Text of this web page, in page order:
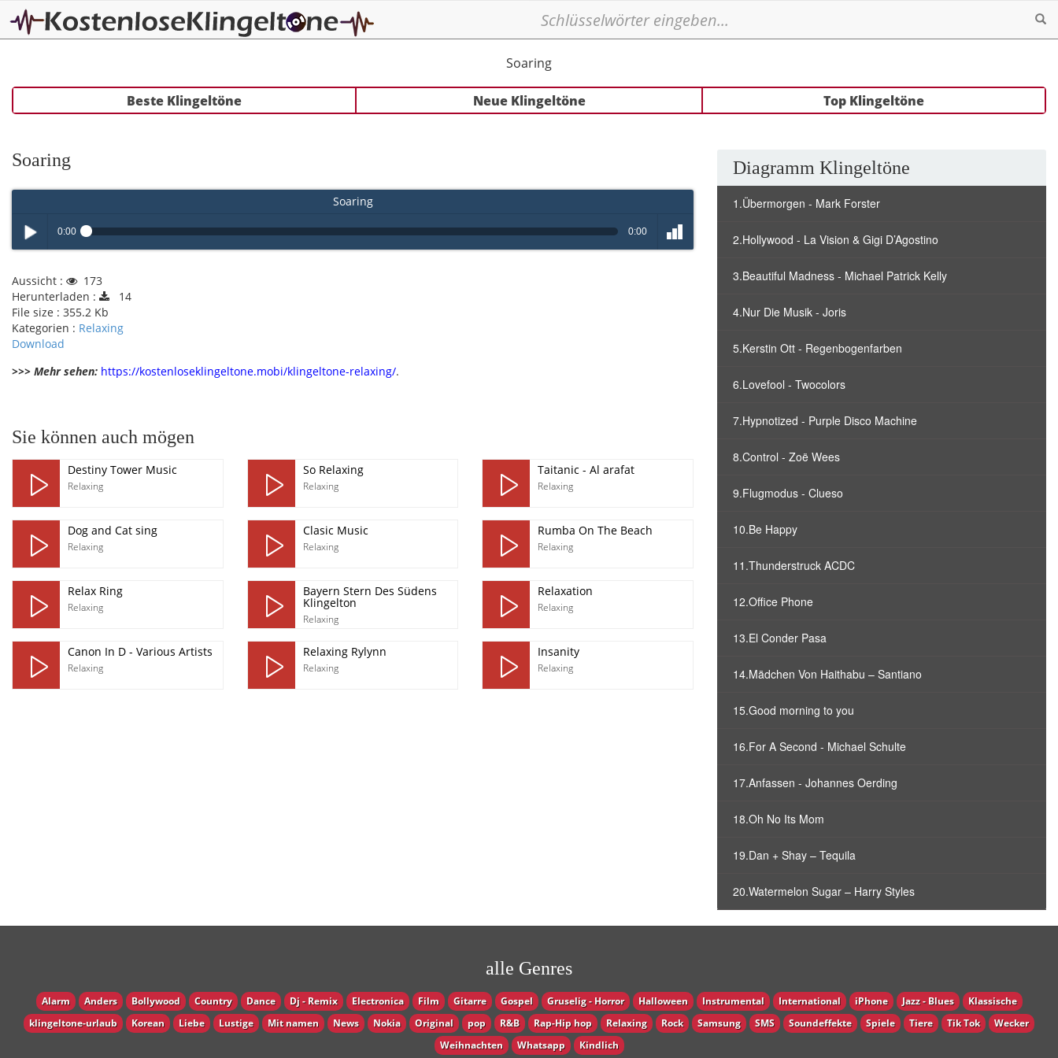
Soaring
Beste Klingeltöne Neue Klingeltöne Top Klingeltöne
Soaring
Soaring
Play /
0:00 0:00
Aussicht :
173
Herunterladen :
14
File size : 355.2 Kb
Kategorien : Relaxing
Download
>>> Mehr sehen: https://kostenloseklingeltone.mobi/klingeltone-relaxing/.
Sie können auch mögen
Destiny Tower Music
Relaxing
So Relaxing
Relaxing
Taitanic - Al arafat
Relaxing
Dog and Cat sing
Relaxing
Clasic Music
Relaxing
Rumba On The Beach
Relaxing
Relax Ring
Relaxing
Bayern Stern Des Südens
Klingelton
Relaxing
Relaxation
Relaxing
Canon In D - Various Artists
Relaxing
Relaxing Rylynn
Relaxing
Insanity
Relaxing
Diagramm Klingeltöne
1.Übermorgen - Mark Forster
2.Hollywood - La Vision & Gigi D’Agostino
3.Beautiful Madness - Michael Patrick Kelly
4.Nur Die Musik - Joris
5.Kerstin Ott - Regenbogenfarben
6.Lovefool - Twocolors
7.Hypnotized - Purple Disco Machine
8.Control - Zoë Wees
9.Flugmodus - Clueso
10.Be Happy
11.Thunderstruck ACDC
12.Office Phone
13.El Conder Pasa
14.Mädchen Von Haithabu – Santiano
15.Good morning to you
16.For A Second - Michael Schulte
17.Anfassen - Johannes Oerding
18.Oh No Its Mom
19.Dan + Shay – Tequila
20.Watermelon Sugar – Harry Styles
alle Genres
Alarm Anders Bollywood Country Dance Dj - Remix Electronica Film Gitarre Gospel Gruselig - Horror Halloween Instrumental International iPhone Jazz - Blues
Klassische
klingeltone-urlaub
Korean Liebe Lustige Mit namen News Nokia Original pop R&B Rap-Hip hop Relaxing Rock Samsung SMS Soundeffekte Spiele Tiere Tik Tok
Wecker
Weihnachten
Whatsapp Кindlich